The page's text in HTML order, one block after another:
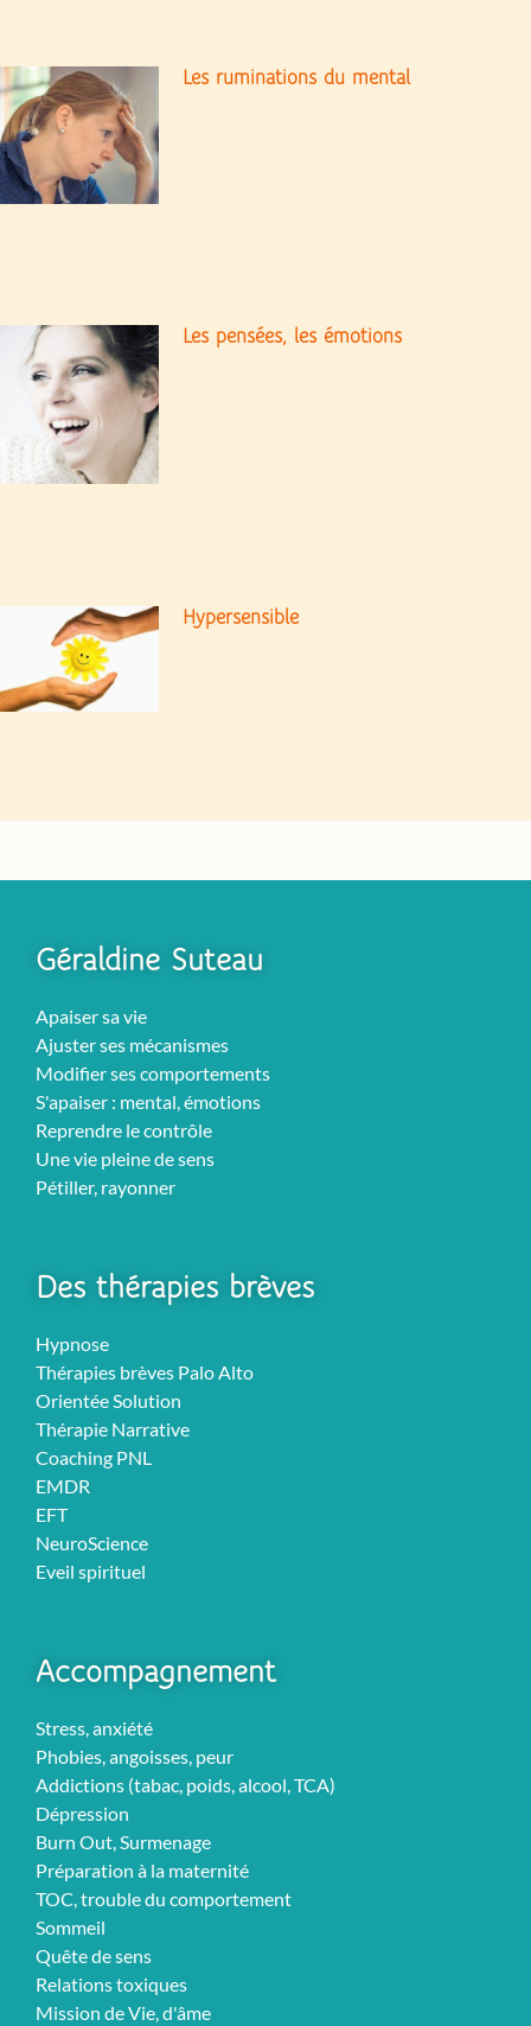
Les ruminations du mental
Les pensées, les émotions
Hypersensible
Géraldine Suteau
Apaiser sa vie
Ajuster ses mécanismes
Modifier ses comportements
S'apaiser : mental, émotions
Reprendre le contrôle
Une vie pleine de sens
Pétiller, rayonner
Des thérapies brèves
Hypnose
Thérapies brèves Palo Alto
Orientée Solution
Thérapie Narrative
Coaching PNL
EMDR
EFT
NeuroScience
Eveil spirituel
Accompagnement
Stress, anxiété
Phobies, angoisses, peur
Addictions (tabac, poids, alcool, TCA)
Dépression
Burn Out, Surmenage
Préparation à la maternité
TOC, trouble du comportement
Sommeil
Quête de sens
Relations toxiques
Mission de Vie, d'âme